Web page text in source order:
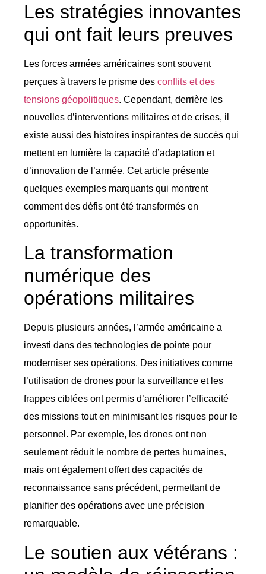
Les stratégies innovantes
qui ont fait leurs preuves
Les forces armées américaines sont souvent
perçues à travers le prisme des conflits et des
tensions géopolitiques. Cependant, derrière les
nouvelles d’interventions militaires et de crises, il
existe aussi des histoires inspirantes de succès qui
mettent en lumière la capacité d’adaptation et
d’innovation de l’armée. Cet article présente
quelques exemples marquants qui montrent
comment des défis ont été transformés en
opportunités.
La transformation
numérique des
opérations militaires
Depuis plusieurs années, l’armée américaine a
investi dans des technologies de pointe pour
moderniser ses opérations. Des initiatives comme
l’utilisation de drones pour la surveillance et les
frappes ciblées ont permis d’améliorer l’efficacité
des missions tout en minimisant les risques pour le
personnel. Par exemple, les drones ont non
seulement réduit le nombre de pertes humaines,
mais ont également offert des capacités de
reconnaissance sans précédent, permettant de
planifier des opérations avec une précision
remarquable.
Le soutien aux vétérans :